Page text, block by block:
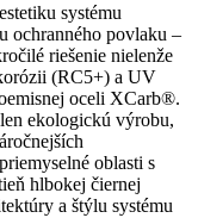
systému
ochranného povlaku –
riešenie nielenže
(RC5+) a UV
oceli XCarb®.
ekologickú výrobu,
oblasti s
hlbokej čiernej
a štýlu systému